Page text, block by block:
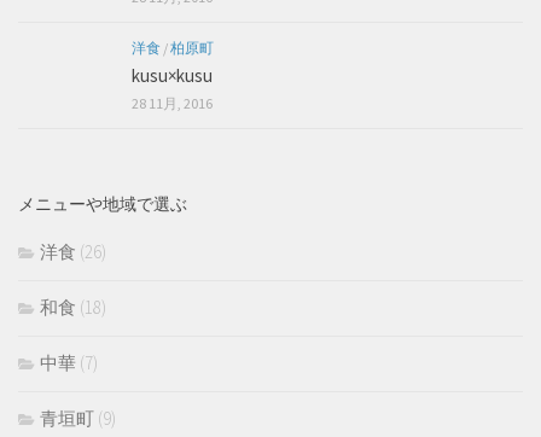
洋食 /柏原町
kusu×kusu
28 11月, 2016
メニューや地域で選ぶ
洋食 (26)
和食 (18)
中華 (7)
青垣町 (9)